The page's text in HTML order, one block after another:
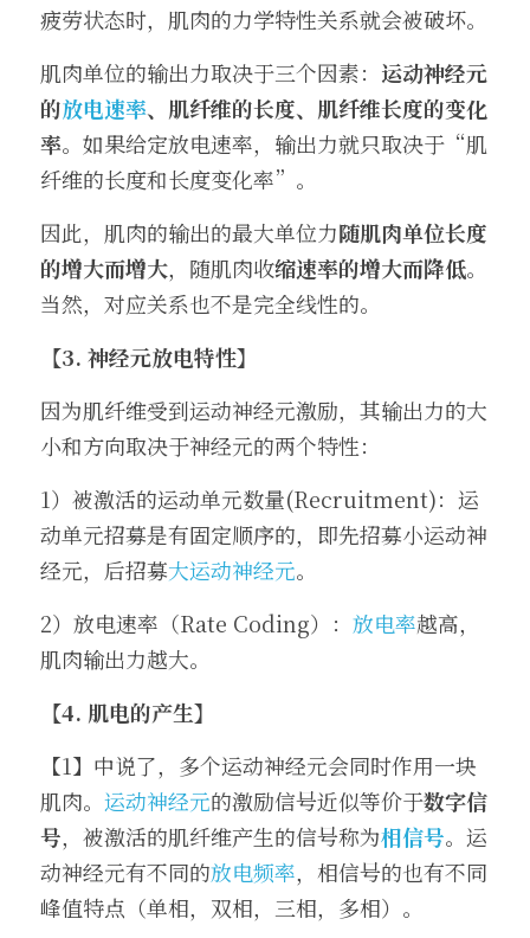
疲劳状态时，肌肉的力学特性关系就会被破坏。
肌肉单位的输出力取决于三个因素： 运动神经元
的放电速率、肌纤维的长度、肌纤维长度的变化
率。如果给定放电速率，输出力就只取决于“肌
纤维的长度和长度变化率”。
因此，肌肉的输出的最大单位力随肌肉单位长度
的增大而增大，随肌肉收缩速率的增大而降低。
当然，对应关系也不是完全线性的。
【3. 神经元放电特性】
因为肌纤维受到运动神经元激励，其输出力的大
小和方向取决于神经元的两个特性：
1）被激活的运动单元数量(Recruitment)：运
动单元招募是有固定顺序的，即先招募小运动神
经元，后招募大运动神经元。
2）放电速率（Rate Coding）： 放电率越高，
肌肉输出力越大。
【4. 肌电的产生】
【1】中说了，多个运动神经元会同时作用一块
肌肉。 运动神经元的激励信号近似等价于数字信
号，被激活的肌纤维产生的信号称为相信号。运
动神经元有不同的放电频率，相信号的也有不同
峰值特点（单相，双相，三相，多相）。